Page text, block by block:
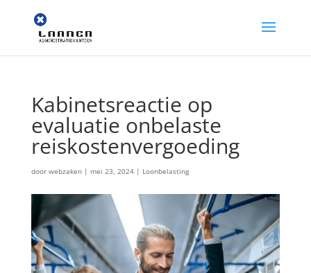
Kabinetsreactie op
evaluatie onbelaste
reiskostenvergoeding
door webzaken| mei 23, 2024| Loonbelasting